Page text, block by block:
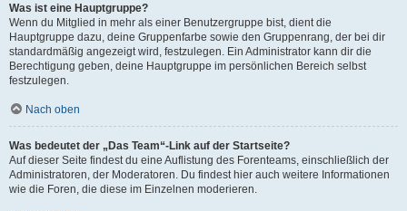
Was ist eine Hauptgruppe?
Wenn du Mitglied in mehr als einer Benutzergruppe bist, dient die
Hauptgruppe dazu, deine Gruppenfarbe sowie den Gruppenrang, der bei dir
standardmäßig angezeigt wird, festzulegen. Ein Administrator kann dir die
Berechtigung geben, deine Hauptgruppe im persönlichen Bereich selbst
festzulegen.
Nach oben
Was bedeutet der „Das Team“-Link auf der Startseite?
Auf dieser Seite findest du eine Auflistung des Forenteams, einschließlich der
Administratoren, der Moderatoren. Du findest hier auch weitere Informationen
wie die Foren, die diese im Einzelnen moderieren.